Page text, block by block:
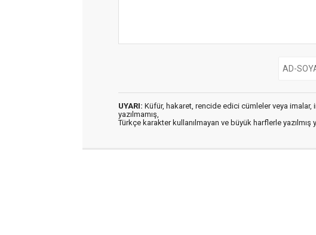
UYARI: Küfür, hakaret, rencide edici cümleler veya imalar,
yazılmamış,
Türkçe karakter kullanılmayan ve büyük harflerle yazılmış